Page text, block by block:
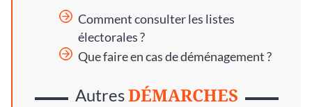
Comment consulter les listes
électorales ?
Que faire en cas de déménagement ?
AutresDÉMARCHES